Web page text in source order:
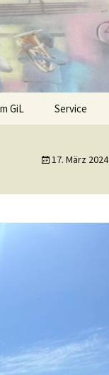
GiL Service
17. März 2024